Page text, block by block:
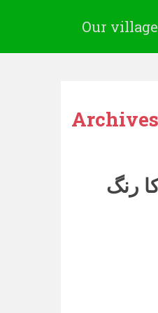
Our
Archives
رنگ